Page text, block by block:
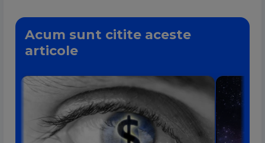
Acum sunt citite aceste
articole